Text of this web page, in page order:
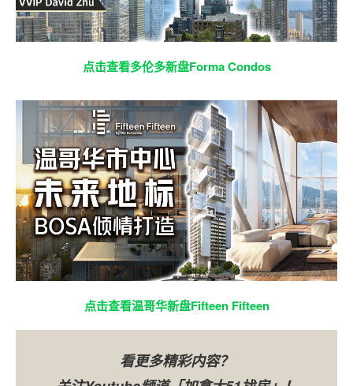
点击查看多伦多新盘Forma Condos
点击查看温哥华新盘Fifteen Fifteen
看更多精彩内容？